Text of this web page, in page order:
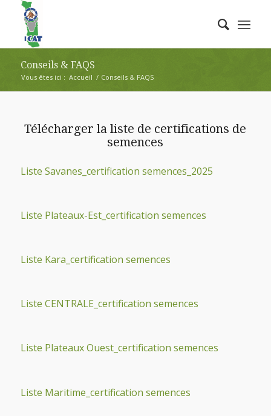
Conseils & FAQS
Vous êtes ici : Accueil / Conseils & FAQS
Télécharger la liste de certifications de
semences
Liste Savanes_certification semences_2025
Liste Plateaux-Est_certification semences
Liste Kara_certification semences
Liste CENTRALE_certification semences
Liste Plateaux Ouest_certification semences
Liste Maritime_certification semences